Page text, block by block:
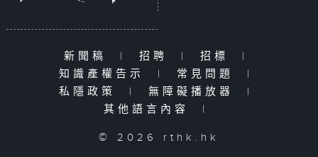
新聞稿 | 招聘 | 招標
|
知識產權告示
| 常見問題
|
私隱政策
| 無障礙播放器
|
其他語言內容
|
© 2026 rthk.hk